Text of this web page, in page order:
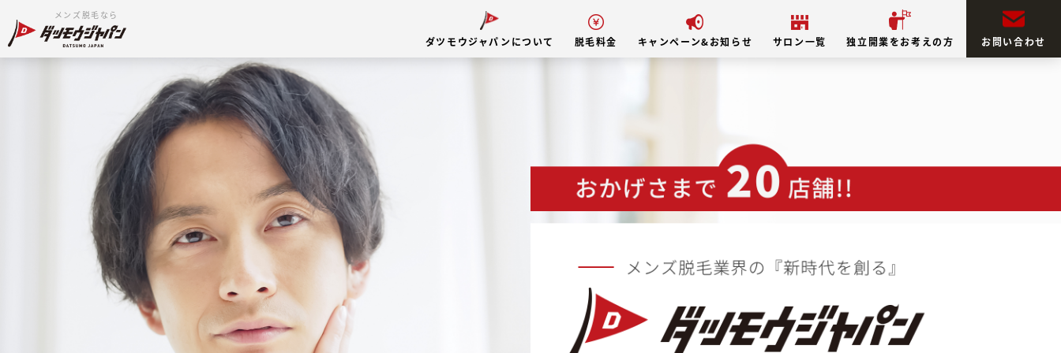
メンズ脱毛なら
ダツモウジャパンについて 脱毛料金 キャンペーン&お知らせ サロン一覧 独立開業をお考えの方 お問い合わせ